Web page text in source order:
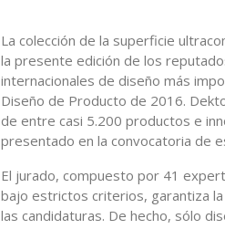
La colección de la superficie
la presente edición de los
internacionales de diseño más
Diseño de Producto de 2016.
de entre casi 5.200 productos e
presentado en la convocatoria de
El jurado, compuesto por 41
bajo estrictos criterios, garantiza
las candidaturas. De hecho, sólo